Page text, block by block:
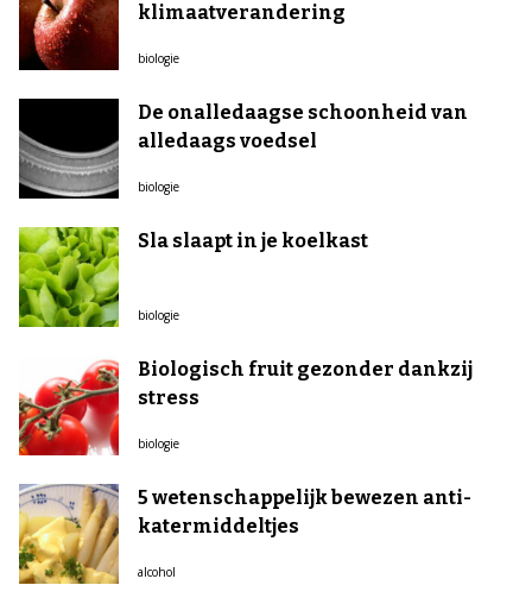
klimaatverandering
biologie
De onalledaagse schoonheid van
alledaags voedsel
biologie
Sla slaapt in je koelkast
biologie
Biologisch fruit gezonder dankzij
stress
biologie
5 wetenschappelijk bewezen anti-
katermiddeltjes
alcohol